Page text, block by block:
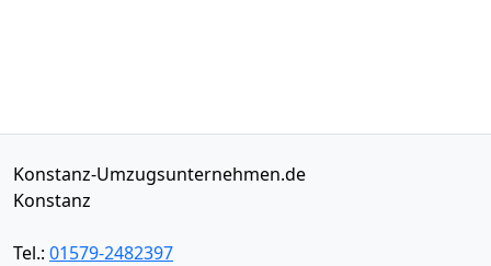
Konstanz-Umzugsunternehmen.de
Konstanz
Tel.: 01579-2482397